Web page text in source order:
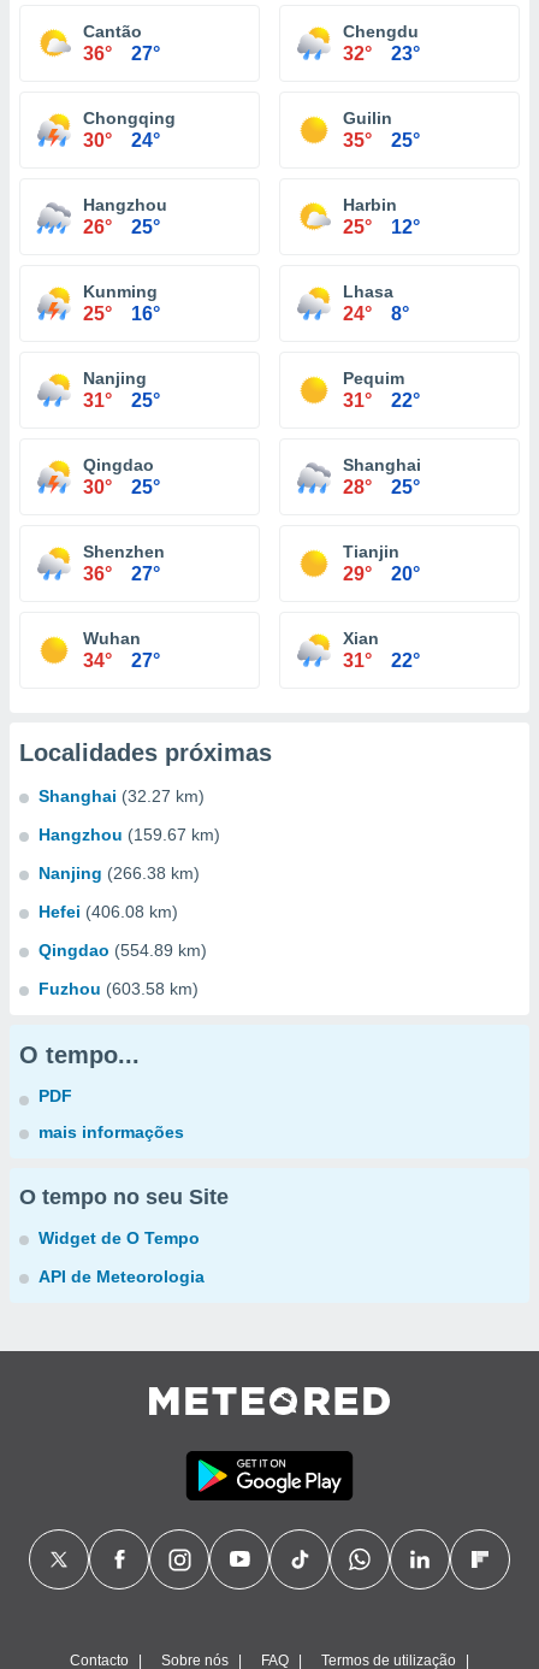
Cantão
36° 27°
Chengdu
32° 23°
Chongqing
30° 24°
Guilin
35° 25°
Hangzhou
26° 25°
Harbin
25° 12°
Kunming
25° 16°
Lhasa
24° 8°
Nanjing
31° 25°
Pequim
31° 22°
Qingdao
30° 25°
Shanghai
28° 25°
Shenzhen
36° 27°
Tianjin
29° 20°
Wuhan
34° 27°
Xian
31° 22°
Localidades próximas
Shanghai (32.27 km)
Hangzhou (159.67 km)
Nanjing (266.38 km)
Hefei (406.08 km)
Qingdao (554.89 km)
Fuzhou (603.58 km)
O tempo...
PDF
mais informações
O tempo no seu Site
Widget de O Tempo
API de Meteorologia
Contacto Sobre nós FAQ Termos de utilização